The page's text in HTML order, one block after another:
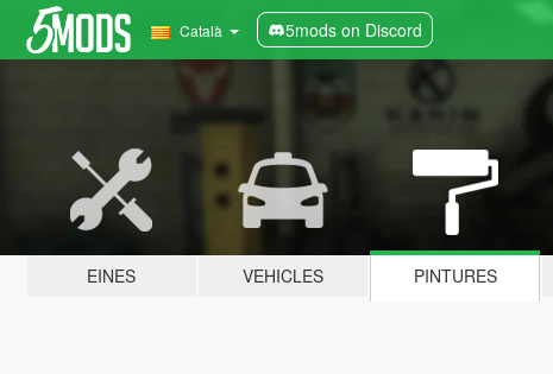
Català 5mods on Discord
EINES VEHICLES PINTURES